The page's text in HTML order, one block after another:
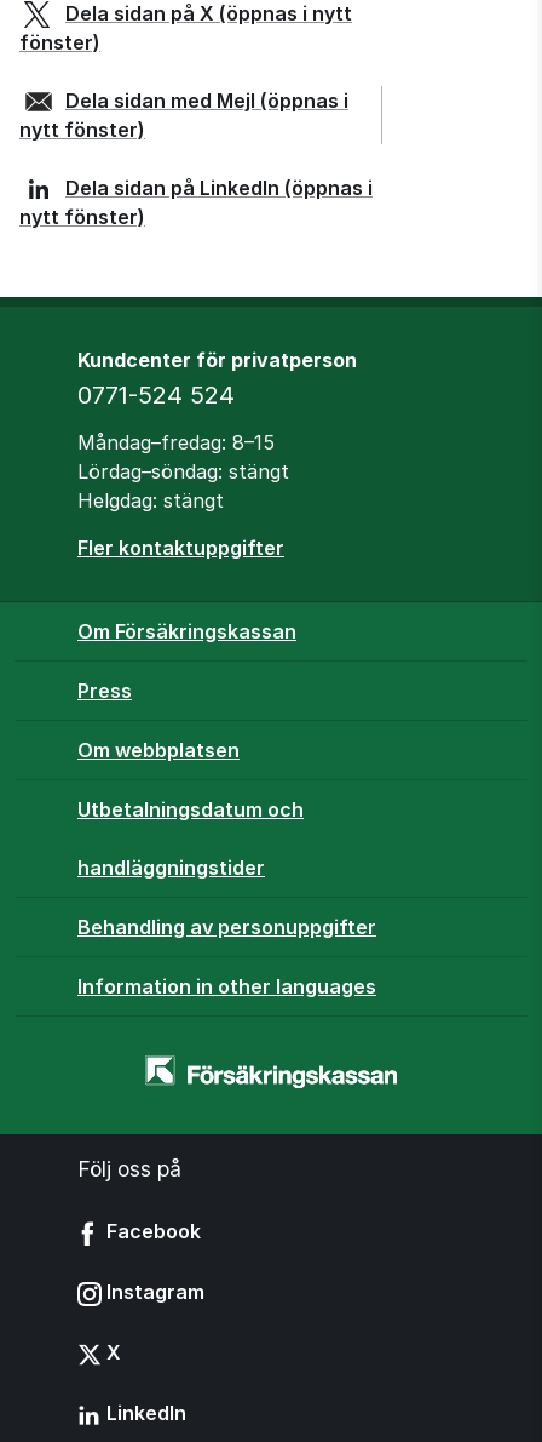
Dela sidan på X (öppnas i nytt
fönster)
Dela sidan med Mejl (öppnas i
nytt fönster)
Dela sidan på LinkedIn (öppnas i
nytt fönster)
Kundcenter för privatperson
Telefon
0771-524 524
Öppettider
Måndag–fredag: 8–15
Lördag–söndag: stängt
Helgdag: stängt
Fler kontaktuppgifter
Om Försäkringskassan
Press
Om webbplatsen
Utbetalningsdatum och
handläggningstider
Behandling av personuppgifter
Information in other languages
Startsidan
Följ oss på
Facebook
Instagram
X
LinkedIn